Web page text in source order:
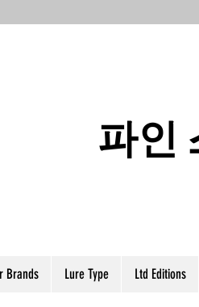
파인
Brands Lure Type Ltd Editions